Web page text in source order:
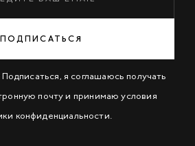
ПОДПИСАТЬСЯ
я соглашаюсь получать
почту и принимаю условия
конфиденциальности.